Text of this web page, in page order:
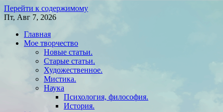
Перейти к содержимому
Пт, Авг 7, 2026
Главная
Мое творчество
Новые статьи.
Старые статьи.
Художественное.
Мистика.
Наука
Психология, философия.
История.